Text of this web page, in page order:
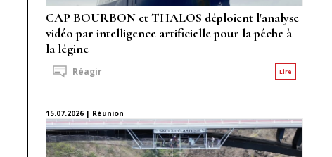
CAP BOURBON et THALOS déploient l'analyse
vidéo par intelligence artificielle pour la pêche à
la légine
Lire
Réagir
15.07.2026 | Réunion